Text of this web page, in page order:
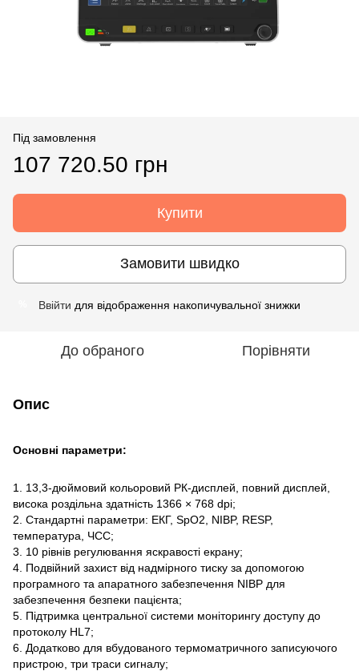
Під замовлення
107 720.50 грн
Купити
Замовити швидко
Ввійти для відображення накопичувальної знижки
До обраного Порівняти
Опис
Основні параметри:
1. 13,3-дюймовий кольоровий РК-дисплей, повний дисплей,
висока роздільна здатність 1366 × 768 dpi;
2. Стандартні параметри: ЕКГ, SpO2, NIBP, RESP,
температура, ЧСС;
3. 10 рівнів регулювання яскравості екрану;
4. Подвійний захист від надмірного тиску за допомогою
програмного та апаратного забезпечення NIBP для
забезпечення безпеки пацієнта;
5. Підтримка центральної системи моніторингу доступу до
протоколу HL7;
6. Додатково для вбудованого термоматричного записуючого
пристрою, три траси сигналу;